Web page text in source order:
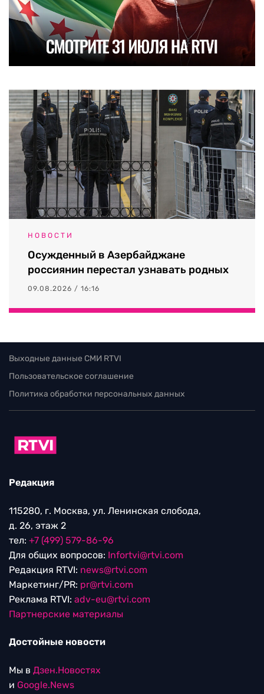
НОВОСТИ
Осужденный в Азербайджане
россиянин перестал узнавать родных
09.08.2026 / 16:16
Выходные данные СМИ RTVI
Пользовательское соглашение
Политика обработки персональных данных
Редакция
115280, г. Москва, ул. Ленинская слобода,
д. 26, этаж 2
тел: +7 (499) 579-86-96
Для общих вопросов: Infortvi@rtvi.com
Редакция RTVI: news@rtvi.com
Маркетинг/PR: pr@rtvi.com
Реклама RTVI: adv-eu@rtvi.com
Партнерские материалы
Достойные новости
Мы в Дзен.Новостях
и Google.News